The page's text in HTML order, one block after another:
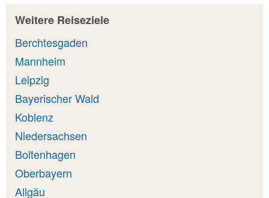
Weitere Reiseziele
Berchtesgaden
Mannheim
Leipzig
Bayerischer Wald
Koblenz
Niedersachsen
Boltenhagen
Oberbayern
Allgäu